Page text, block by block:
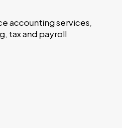
accounting services,
tax and payroll